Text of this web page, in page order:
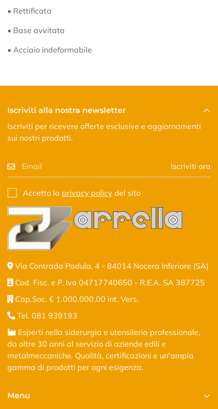
• Rettificata
• Base avvitata
• Acciaio indeformabile
Via Contrada Padula, 4 - 84014 Nocera Inferiore (SA)
Cod. Fisc. e P. Iva 04717740650 - R.E.A. SA 387725
Cap.Soc. € 1.000.000,00 int. Vers.
Tel. 081 939193
Esperti nella siderurgia e utensileria professionale,
da oltre 30 anni al servizio di aziende edili e
metalmeccaniche. Qualità, certificazioni e un'ampia
gamma di prodotti per ogni esigenza.
Menu
Iscriviti alla nostra newsletter
Iscriviti per ricevere offerte esclusive e aggiornamenti
sui nostri prodotti.
Iscriviti ora
Accetto la privacy policy del sito